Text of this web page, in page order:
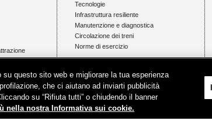
Tecnologie
Infrastruttura resiliente
Manutenzione e diagnostica
Circolazione dei treni
Norme di esercizio
Il nostro approccio
Progetti
questo sito web e migliorare la tua esperienza
che ci aiutano ad inviarti pubblicità
su “Rifiuta tutti” o chiudendo il banner
nella nostra Informativa sui cookie.